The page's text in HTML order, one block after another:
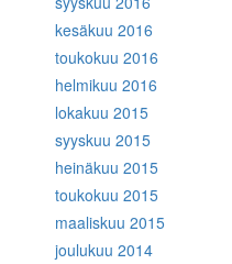
kesäkuu 2016
toukokuu 2016
helmikuu 2016
lokakuu 2015
syyskuu 2015
heinäkuu 2015
toukokuu 2015
maaliskuu 2015
joulukuu 2014